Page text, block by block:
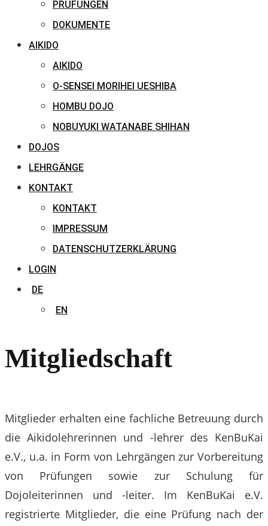
PRÜFUNGEN
DOKUMENTE
AIKIDO
AIKIDO
O-SENSEI MORIHEI UESHIBA
HOMBU DOJO
NOBUYUKI WATANABE SHIHAN
DOJOS
LEHRGÄNGE
KONTAKT
KONTAKT
IMPRESSUM
DATENSCHUTZERKLÄRUNG
LOGIN
DE
EN
Mitgliedschaft
Mitglieder erhalten eine fachliche Betreuung durch
die Aikidolehrerinnen und -lehrer des KenBuKai
e.V., u.a. in Form von Lehrgängen zur Vorbereitung
von Prüfungen sowie zur Schulung für
Dojoleiterinnen und -leiter. Im KenBuKai e.V.
registrierte Mitglieder, die eine Prüfung nach der